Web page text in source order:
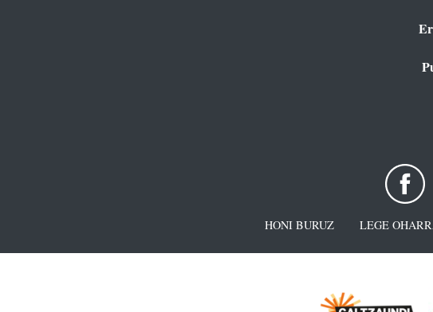
HONI BURUZ LEGE